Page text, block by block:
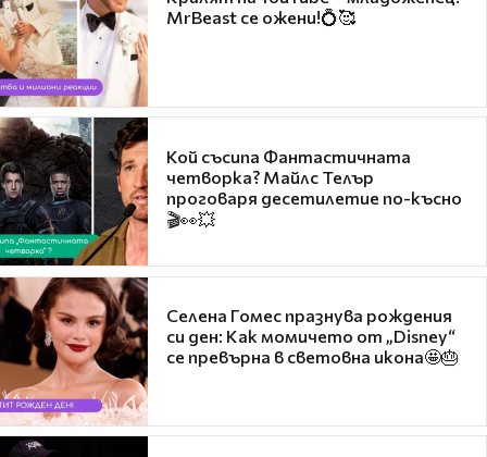
MrBeast се ожени!💍🥰
Кой съсипа Фантастичната
четворка? Майлс Телър
проговаря десетилетие по-късно
🎬👀💥
Селена Гомес празнува рождения
си ден: Как момичето от „Disney“
се превърна в световна икона🤩🎂